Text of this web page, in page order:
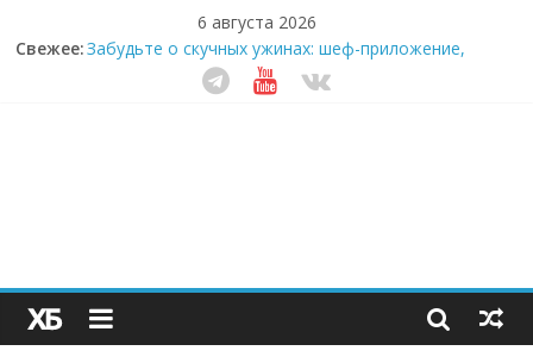
6 августа 2026
Свежее:Забудьте о скучных ужинах: шеф-приложение,
которое видит вашу еду насквозь
Небо зовёт: как бизнес на полётах дронов и
Секрет супергидратации: почему кокосовая вода с
пребиотиками становится главным трендом
здорового питания